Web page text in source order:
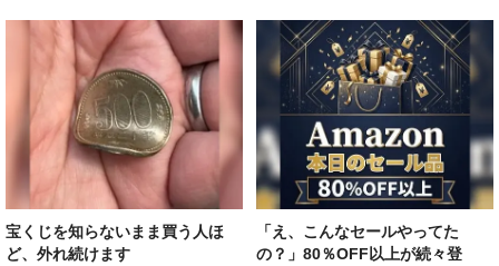
宝くじを知らないまま買う人ほ
ど、外れ続けます
「え、こんなセールやってた
の？」80％OFF以上が続々登